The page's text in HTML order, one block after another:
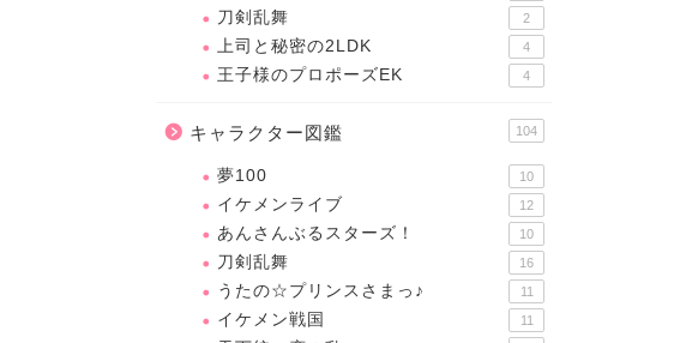
刀剣乱舞 2
上司と秘密の2LDK 4
王子様のプロポーズEK 4
キャラクター図鑑 104
夢100 10
イケメンライブ 12
あんさんぶるスターズ！ 10
刀剣乱舞 16
うたの☆プリンスさまっ♪ 11
イケメン戦国 11